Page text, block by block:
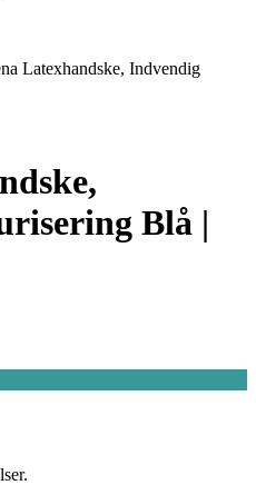
Latexhandske, Indvendig
Blå |